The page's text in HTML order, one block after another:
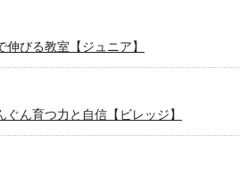
びる教室【ジュニア】
ん育つ力と自信【ビレッジ】